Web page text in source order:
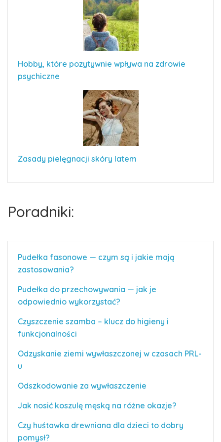
Hobby, które pozytywnie wpływa na zdrowie
psychiczne
Zasady pielęgnacji skóry latem
Poradniki:
Pudełka fasonowe — czym są i jakie mają
zastosowania?
Pudełka do przechowywania — jak je
odpowiednio wykorzystać?
Czyszczenie szamba – klucz do higieny i
funkcjonalności
Odzyskanie ziemi wywłaszczonej w czasach PRL-
u
Odszkodowanie za wywłaszczenie
Jak nosić koszulę męską na różne okazje?
Czy huśtawka drewniana dla dzieci to dobry
pomysł?